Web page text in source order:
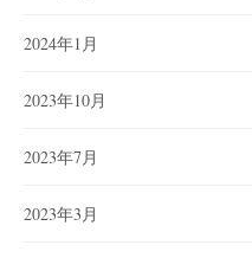
2024年1月
2023年10月
2023年7月
2023年3月